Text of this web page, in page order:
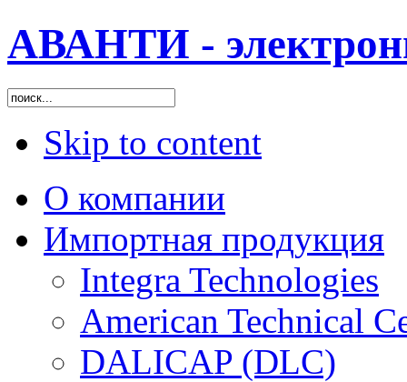
АВАНТИ -
Skip to content
О компании
Импортная продукция
Integra Technologies
American Technical
DALICAP (DLC)